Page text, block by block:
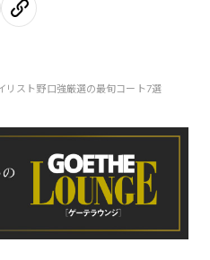
リスト野口強厳選の最旬コート7選